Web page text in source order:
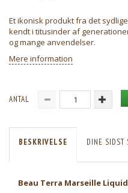
Et ikonisk produkt fra det
kendt i titusinder af
og mange anvendelser.
Mere information
ANTAL
BESKRIVELSE DINE SIDST
Beau Terra Marseille